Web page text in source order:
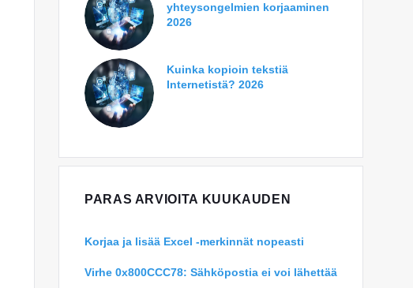
yhteysongelmien korjaaminen
2026
Kuinka kopioin tekstiä
Internetistä? 2026
PARAS ARVIOITA KUUKAUDEN
Korjaa ja lisää Excel -merkinnät nopeasti
Virhe 0x800CCC78: Sähköpostia ei voi lähettää